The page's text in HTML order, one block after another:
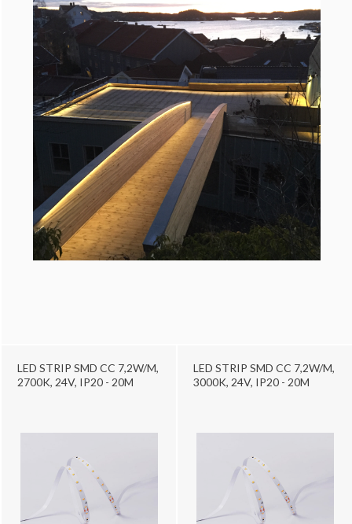
LED STRIP SMD CC 7,2W/M,
2700K, 24V, IP20 - 20M
LED STRIP SMD CC 7,2W/M,
3000K, 24V, IP20 - 20M